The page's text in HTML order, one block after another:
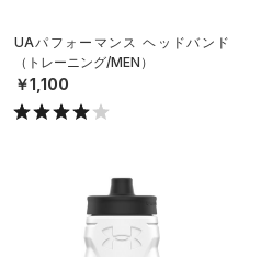
UAパフォーマンス ヘッドバンド
（トレーニング/MEN）
￥1,100